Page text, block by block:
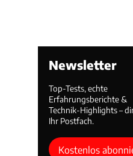
Newsletter
Top-Tests, echte
Erfahrungsberichte &
Technik-Highlights –
Ihr Postfach.
Kostenlos